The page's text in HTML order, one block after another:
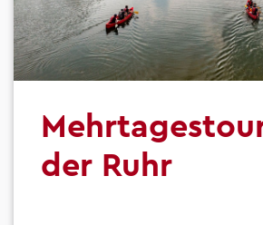
der Ruhr